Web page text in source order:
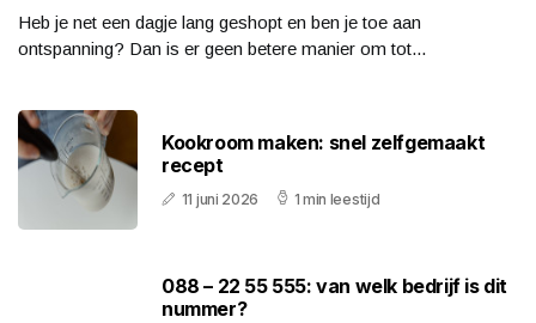
Heb je net een dagje lang geshopt en ben je toe aan
ontspanning? Dan is er geen betere manier om tot...
Kookroom maken: snel zelfgemaakt
recept
11 juni 2026 1 min leestijd
088 – 22 55 555: van welk bedrijf is dit
nummer?